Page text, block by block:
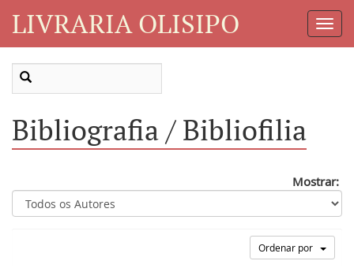
LIVRARIA OLISIPO
Bibliografia / Bibliofilia
Mostrar:
Ordenar por